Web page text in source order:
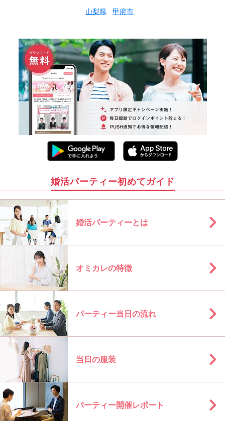
山梨県 甲府市
婚活パーティー初めてガイド
婚活パーティーとは
オミカレの特徴
パーティー当日の流れ
当日の服装
パーティー開催レポート